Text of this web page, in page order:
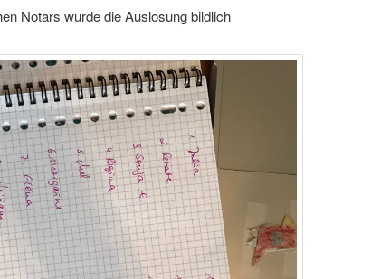
Notars wurde die Auslosung bildlich